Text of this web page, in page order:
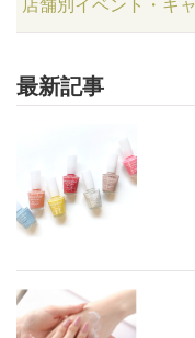
店舗別イベント・キ
最新記事